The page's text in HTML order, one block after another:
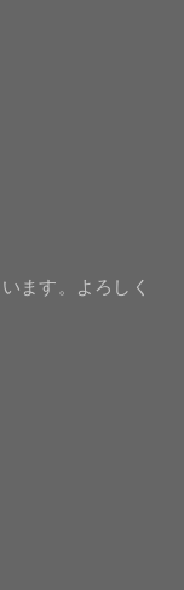
ます。よろしく